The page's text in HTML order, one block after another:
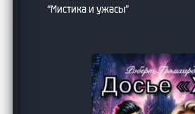
“Мистика и ужасы”